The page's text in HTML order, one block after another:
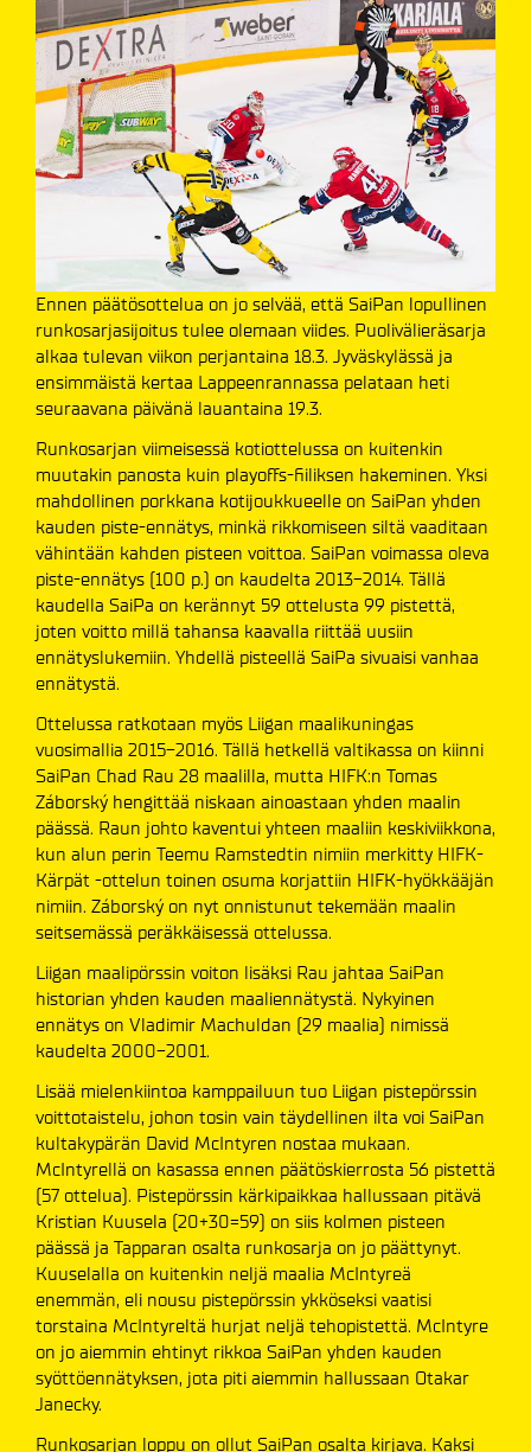
Ennen päätösottelua on jo selvää, että SaiPan lopullinen
runkosarjasijoitus tulee olemaan viides. Puolivälieräsarja
alkaa tulevan viikon perjantaina 18.3. Jyväskylässä ja
ensimmäistä kertaa Lappeenrannassa pelataan heti
seuraavana päivänä lauantaina 19.3.
Runkosarjan viimeisessä kotiottelussa on kuitenkin
muutakin panosta kuin playoffs-fiiliksen hakeminen. Yksi
mahdollinen porkkana kotijoukkueelle on SaiPan yhden
kauden piste-ennätys, minkä rikkomiseen siltä vaaditaan
vähintään kahden pisteen voittoa. SaiPan voimassa oleva
piste-ennätys (100 p.) on kaudelta 2013-2014. Tällä
kaudella SaiPa on kerännyt 59 ottelusta 99 pistettä,
joten voitto millä tahansa kaavalla riittää uusiin
ennätyslukemiin. Yhdellä pisteellä SaiPa sivuaisi vanhaa
ennätystä.
Ottelussa ratkotaan myös Liigan maalikuningas
vuosimallia 2015-2016. Tällä hetkellä valtikassa on kiinni
SaiPan Chad Rau 28 maalilla, mutta HIFK:n Tomas
Záborský hengittää niskaan ainoastaan yhden maalin
päässä. Raun johto kaventui yhteen maaliin keskiviikkona,
kun alun perin Teemu Ramstedtin nimiin merkitty HIFK-
Kärpät -ottelun toinen osuma korjattiin HIFK-hyökkääjän
nimiin. Záborský on nyt onnistunut tekemään maalin
seitsemässä peräkkäisessä ottelussa.
Liigan maalipörssin voiton lisäksi Rau jahtaa SaiPan
historian yhden kauden maaliennätystä. Nykyinen
ennätys on Vladimir Machuldan (29 maalia) nimissä
kaudelta 2000-2001.
Lisää mielenkiintoa kamppailuun tuo Liigan pistepörssin
voittotaistelu, johon tosin vain täydellinen ilta voi SaiPan
kultakypärän David McIntyren nostaa mukaan.
McIntyrellä on kasassa ennen päätöskierrosta 56 pistettä
(57 ottelua). Pistepörssin kärkipaikkaa hallussaan pitävä
Kristian Kuusela (20+30=59) on siis kolmen pisteen
päässä ja Tapparan osalta runkosarja on jo päättynyt.
Kuuselalla on kuitenkin neljä maalia McIntyreä
enemmän, eli nousu pistepörssin ykköseksi vaatisi
torstaina McIntyreltä hurjat neljä tehopistettä. McIntyre
on jo aiemmin ehtinyt rikkoa SaiPan yhden kauden
syöttöennätyksen, jota piti aiemmin hallussaan Otakar
Janecky.
Runkosarjan loppu on ollut SaiPan osalta kirjava. Kaksi